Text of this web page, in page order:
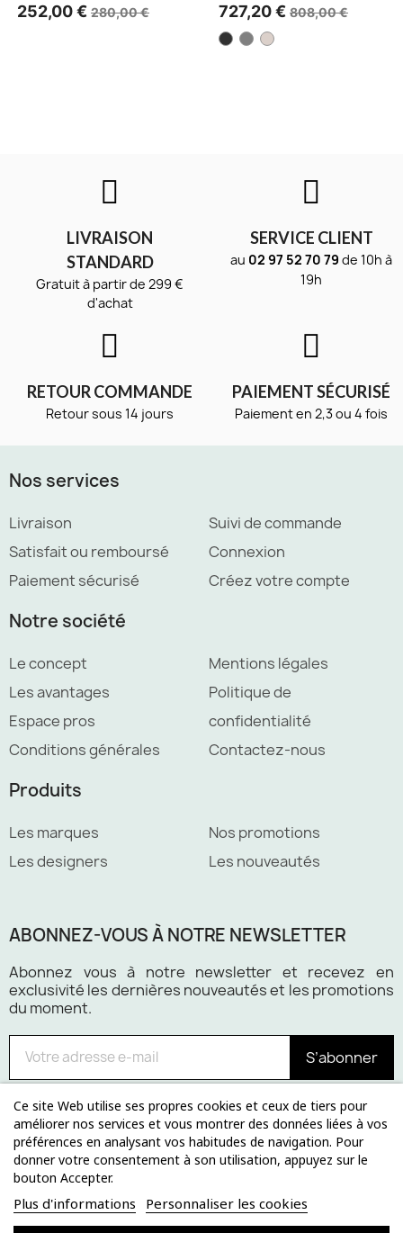
252,00 € 280,00 € 727,20 € 808,00 €
LIVRAISON
STANDARD
Gratuit à partir de 299 €
d'achat
SERVICE CLIENT
au 02 97 52 70 79 de 10h à
19h
RETOUR COMMANDE
Retour sous 14 jours
PAIEMENT SÉCURISÉ
Paiement en 2,3 ou 4 fois
Nos services
Livraison
Satisfait ou remboursé
Paiement sécurisé
Suivi de commande
Connexion
Créez votre compte
Notre société
Le concept
Les avantages
Espace pros
Conditions générales
Mentions légales
Politique de
confidentialité
Contactez-nous
Produits
Les marques
Les designers
Nos promotions
Les nouveautés
ABONNEZ-VOUS À NOTRE NEWSLETTER
Abonnez vous à notre newsletter et recevez en
exclusivité les dernières nouveautés et les promotions
du moment.
S’abonner
Paiement 100% sécurisé
Ce site Web utilise ses propres cookies et ceux de tiers pour
améliorer nos services et vous montrer des données liées à vos
préférences en analysant vos habitudes de navigation. Pour
donner votre consentement à son utilisation, appuyez sur le
bouton Accepter.
Plus d'informations Personnaliser les cookies